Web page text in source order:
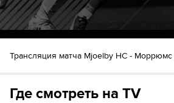
Трансляция матча Mjoelby HC -
Где смотреть на TV